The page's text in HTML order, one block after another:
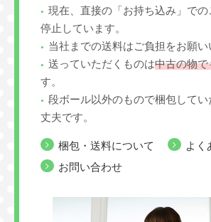
現在、直接の「お持ち込み」で
停止しています。
当社までの送料はご負担をお願い
送っていただくものは中古の物で
す。
段ボール以外のもので梱包してい
丈夫です。
梱包・送料について
よく
お問い合わせ